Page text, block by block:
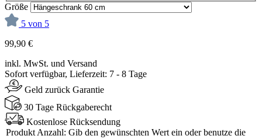
Größe
5 von 5
99,90 €
inkl. MwSt. und Versand
Sofort verfügbar, Lieferzeit: 7 - 8 Tage
Geld zurück Garantie
30 Tage Rückgaberecht
Kostenlose Rücksendung
Produkt Anzahl: Gib den gewünschten Wert ein oder benutze die